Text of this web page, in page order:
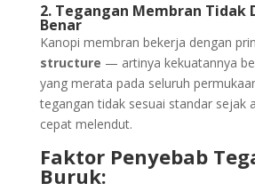
2. Tegangan Membran Tidak
Benar
Kanopi membran bekerja dengan
structure — artinya kekuatannya
yang merata pada seluruh
tegangan tidak sesuai standar sejak
cepat melendut.
Faktor Penyebab
Buruk: